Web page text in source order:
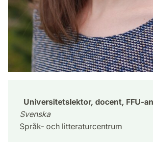
Universitetslektor, docent, FFU-
Svenska
Språk- och litteraturcentrum